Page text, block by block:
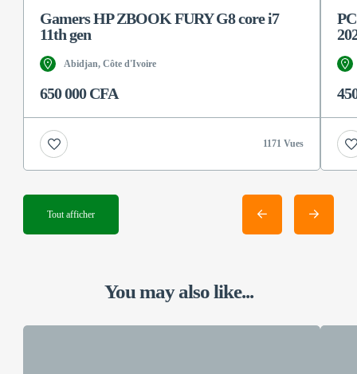
Gamers HP ZBOOK FURY G8 core i7
11th gen
Abidjan, Côte d'Ivoire
650 000 CFA
1171 Vues
Tout afficher
You may also like...